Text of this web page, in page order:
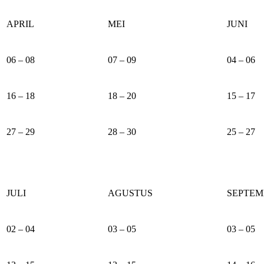
APRIL MEI JUNI
06 – 08 07 – 09 04 – 06
16 – 18 18 – 20 15 – 17
27 – 29 28 – 30 25 – 27
JULI AGUSTUS
02 – 04 03 – 05 03 – 05